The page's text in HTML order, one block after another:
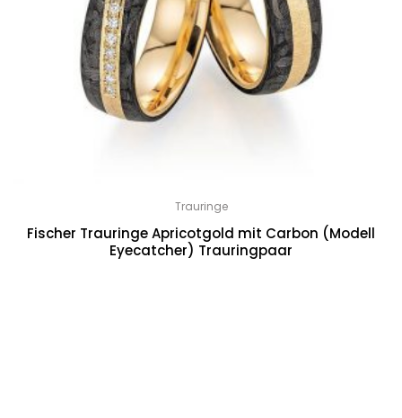
Trauringe
Fischer Trauringe Apricotgold mit Carbon (Modell
Eyecatcher) Trauringpaar